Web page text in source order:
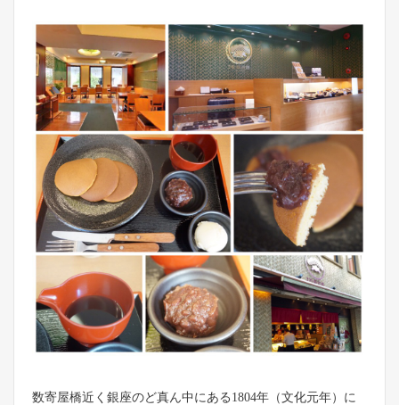
数寄屋橋近く銀座のど真ん中にある1804年（文化元年）に